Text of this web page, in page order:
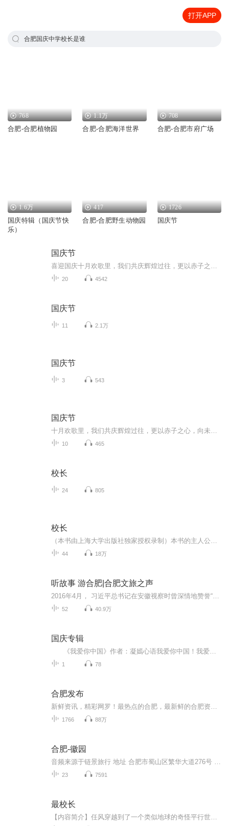
打开APP
合肥国庆中学校长是谁
768
合肥-合肥植物园
1.1万
合肥-合肥海洋世界
708
合肥-合肥市府广场
1.6万
国庆特辑（国庆节快
乐）
417
合肥-合肥野生动物园
1726
国庆节
国庆节
20 4542
国庆节
11 2.1万
国庆节
3 543
国庆节
10 465
校长
24 805
校长
44 18万
听故事 游合肥|合肥文旅之声
52 40.9万
国庆专辑
1 78
合肥发布
1766 88万
合肥-徽园
23 7591
最校长